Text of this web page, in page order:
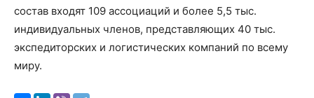
состав входят 109 ассоциаций и более 5,5 тыс.
индивидуальных членов, представляющих 40 тыс.
экспедиторских и логистических компаний по всему
миру.